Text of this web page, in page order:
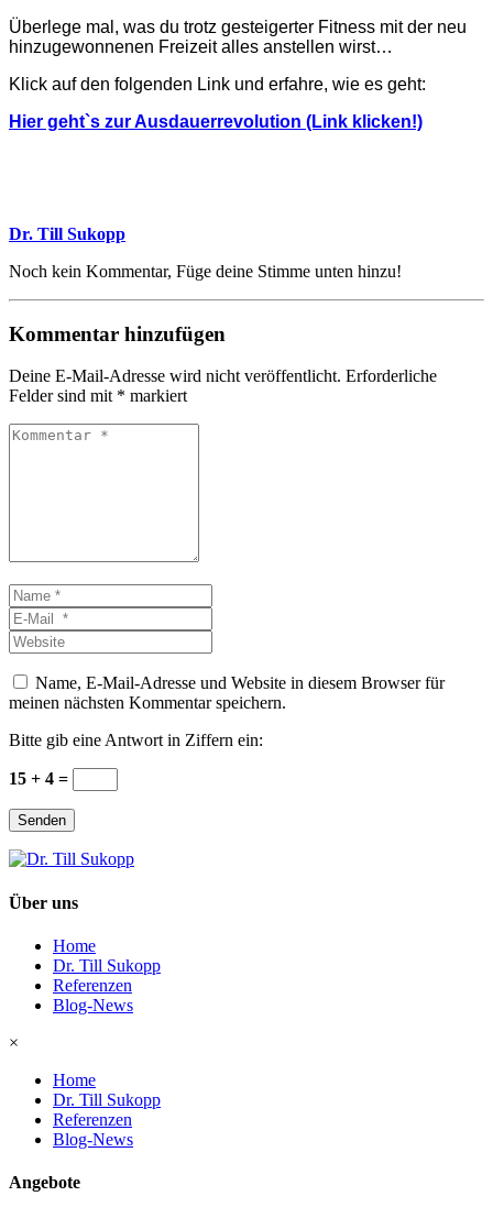
Überlege mal, was du trotz gesteigerter Fitness mit der neu
hinzugewonnenen Freizeit alles anstellen wirst…
Klick auf den folgenden Link und erfahre, wie es geht:
Hier geht`s zur Ausdauerrevolution (Link klicken!)
Dr. Till Sukopp
Noch kein Kommentar, Füge deine Stimme unten hinzu!
Kommentar hinzufügen
Deine E-Mail-Adresse wird nicht veröffentlicht. Erforderliche
Felder sind mit * markiert
Kommentar
Name
*E-
Mail
*
Website
Name, E-Mail-Adresse und Website in diesem Browser für
meinen nächsten Kommentar speichern.
Bitte gib eine Antwort in Ziffern ein:
15 + 4 =
Senden
Über uns
Home
Dr. Till Sukopp
Referenzen
Blog-News
×
Home
Dr. Till Sukopp
Referenzen
Blog-News
Angebote